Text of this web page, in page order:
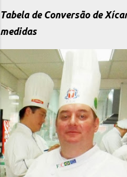
Tabela de Conversão de
medidas